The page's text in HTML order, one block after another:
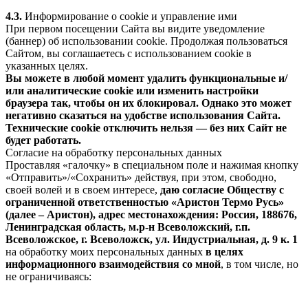
4.3. Информирование о cookie и управление ими
При первом посещении Сайта вы видите уведомление
(баннер) об использовании cookie. Продолжая пользоваться
Сайтом, вы соглашаетесь с использованием cookie в
указанных целях.
Вы можете в любой момент удалить функциональные и/
или аналитические cookie или изменить настройки
браузера так, чтобы он их блокировал. Однако это может
негативно сказаться на удобстве использования Сайта.
Технические cookie отключить нельзя — без них Сайт не
будет работать.
Согласие на обработку персональных данных
Проставляя «галочку» в специальном поле и нажимая кнопку
«Отправить»/«Сохранить» действуя, при этом, свободно,
своей волей и в своем интересе, даю согласие Обществу с
ограниченной ответственностью «Аристон Термо Русь»
(далее – Аристон), адрес местонахождения: Россия, 188676,
Ленинградская область, м.р-н Всеволожский, г.п.
Всеволожское, г. Всеволожск, ул. Индустриальная, д. 9 к. 1
на обработку моих персональных данных в целях
информационного взаимодействия со мной, в том числе, но
не ограничиваясь: